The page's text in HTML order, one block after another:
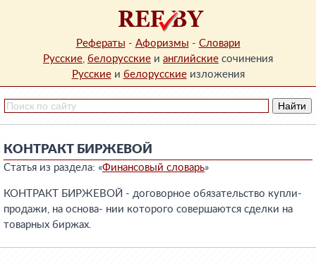
Рефераты - Афоризмы - Словари
Русские, белорусские и английские сочинения
Русскиеи белорусскиеизложения
КОНТРАКТ БИРЖЕВОЙ
Статья из раздела: «Финансовый словарь»
КОНТРАКТ БИРЖЕВОЙ - договорное обязательство купли-
продажи, на основа- нии которого совершаются сделки на
товарных биржах.